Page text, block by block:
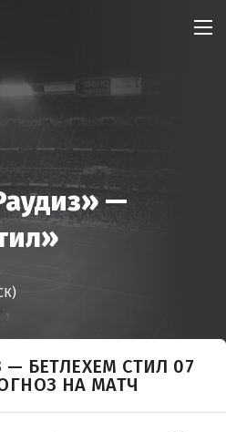
—
БЕТЛЕХЕМ СТИЛ 07
НА МАТЧ